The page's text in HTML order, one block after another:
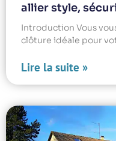
allier style,
Introduction Vous
clôture idéale pour
Lire la suite »